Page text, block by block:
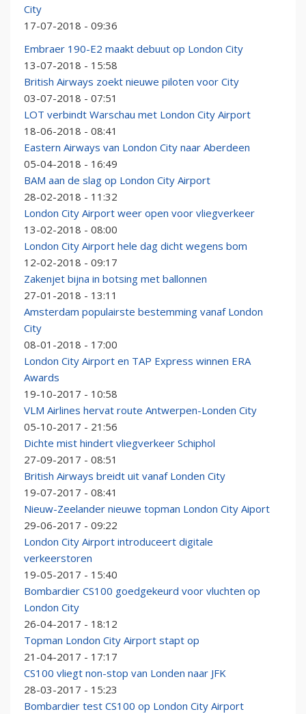
City
17-07-2018 - 09:36
Embraer 190-E2 maakt debuut op London City
13-07-2018 - 15:58
British Airways zoekt nieuwe piloten voor City
03-07-2018 - 07:51
LOT verbindt Warschau met London City Airport
18-06-2018 - 08:41
Eastern Airways van London City naar Aberdeen
05-04-2018 - 16:49
BAM aan de slag op London City Airport
28-02-2018 - 11:32
London City Airport weer open voor vliegverkeer
13-02-2018 - 08:00
London City Airport hele dag dicht wegens bom
12-02-2018 - 09:17
Zakenjet bijna in botsing met ballonnen
27-01-2018 - 13:11
Amsterdam populairste bestemming vanaf London
City
08-01-2018 - 17:00
London City Airport en TAP Express winnen ERA
Awards
19-10-2017 - 10:58
VLM Airlines hervat route Antwerpen-Londen City
05-10-2017 - 21:56
Dichte mist hindert vliegverkeer Schiphol
27-09-2017 - 08:51
British Airways breidt uit vanaf Londen City
19-07-2017 - 08:41
Nieuw-Zeelander nieuwe topman London City Aiport
29-06-2017 - 09:22
London City Airport introduceert digitale
verkeerstoren
19-05-2017 - 15:40
Bombardier CS100 goedgekeurd voor vluchten op
London City
26-04-2017 - 18:12
Topman London City Airport stapt op
21-04-2017 - 17:17
CS100 vliegt non-stop van Londen naar JFK
28-03-2017 - 15:23
Bombardier test CS100 op London City Airport